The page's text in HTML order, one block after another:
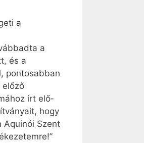
a
a
és a
pontosabban
előző
írt elő­
hogy
Aquinói Szent